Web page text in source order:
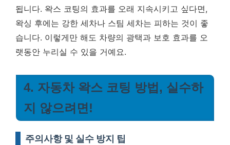
됩니다. 왁스 코팅의 효과를 오래 지속시키고 싶다면,
왁싱 후에는 강한 세차나 스팀 세차는 피하는 것이 좋
습니다. 이렇게만 해도 차량의 광택과 보호 효과를 오
랫동안 누리실 수 있을 거예요.
4. 자동차 왁스 코팅 방법, 실수하
지 않으려면!
주의사항 및 실수 방지 팁